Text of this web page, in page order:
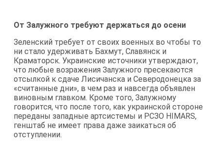
От Залужного требуют держаться до осени
Зеленский требует от своих военных во чтобы то
ни стало удерживать Бахмут, Славянск и
Краматорск. Украинские источники утверждают,
что любые возражения Залужного пресекаются
отсылкой к сдаче Лисичанска и Северодонецка за
«считанные дни», в чем раз и навсегда объявлен
виновным главком. Кроме того, Залужному
говорится, что после того, как украинской стороне
переданы западные артсистемы и РСЗО HIMARS,
генштаб не имеет права даже заикаться об
отступлении.